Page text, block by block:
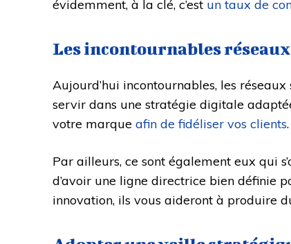
évidemment, à la clé, c’est un taux de
Les incontournables
Aujourd’hui incontournables, les
servir dans une stratégie digitale
votre marque afin de fidéliser vos clients.
Par ailleurs, ce sont également eux qui
d’avoir une ligne directrice bien définie
innovation, ils vous aideront à produire